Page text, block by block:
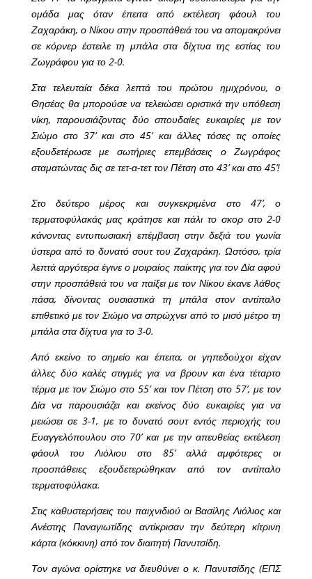
ομάδα μας όταν έπειτα από εκτέλεση φάουλ του
Ζαχαράκη, ο Νίκου στην προσπάθειά του να απομακρύνει
σε κόρνερ έστειλε τη μπάλα στα δίχτυα της εστίας του
Ζωγράφου για το 2-0.
Στα τελευταία δέκα λεπτά του πρώτου ημιχρόνου, ο
Θησέας θα μπορούσε να τελειώσει οριστικά την υπόθεση
νίκη, παρουσιάζοντας δύο σπουδαίες ευκαιρίες με τον
Σιώμο στο 37’ και στο 45’ και άλλες τόσες τις οποίες
εξουδετέρωσε με σωτήριες επεμβάσεις ο Ζωγράφος
σταματώντας δις σε τετ-α-τετ τον Πέτση στο 43’ και στο 45’!
Στο δεύτερο μέρος και συγκεκριμένα στο 47’, ο
τερματοφύλακάς μας κράτησε και πάλι το σκορ στο 2-0
κάνοντας εντυπωσιακή επέμβαση στην δεξιά του γωνία
ύστερα από το δυνατό σουτ του Ζαχαράκη. Ωστόσο, τρία
λεπτά αργότερα έγινε ο μοιραίος παίκτης για τον Δία αφού
στην προσπάθειά του να παίξει με τον Νίκου έκανε λάθος
πάσα, δίνοντας ουσιαστικά τη μπάλα στον αντίπαλο
επιθετικό με τον Σιώμο να σπρώχνει από το μισό μέτρο τη
μπάλα στα δίχτυα για το 3-0.
Από εκείνο το σημείο και έπειτα, οι γηπεδούχοι είχαν
άλλες δύο καλές στιγμές για να βρουν και ένα τέταρτο
τέρμα με τον Σιώμο στο 55’ και τον Πέτση στο 57’, με τον
Δία να παρουσιάζει και εκείνος δύο ευκαιρίες για να
μειώσει σε 3-1, με το δυνατό σουτ εντός περιοχής του
Ευαγγελόπουλου στο 70’ και με την απευθείας εκτέλεση
φάουλ του Λιόλιου στο 85’ αλλά αμφότερες οι
προσπάθειες εξουδετερώθηκαν από τον αντίπαλο
τερματοφύλακα.
Στις καθυστερήσεις του παιχνιδιού οι Βασίλης Λιόλιος και
Ανέστης Παναγιωτίδης αντίκρισαν την δεύτερη κίτρινη
κάρτα (κόκκινη) από τον διαιτητή Πανυτσίδη.
Τον αγώνα ορίστηκε να διευθύνει ο κ. Πανυτσίδης (ΕΠΣ